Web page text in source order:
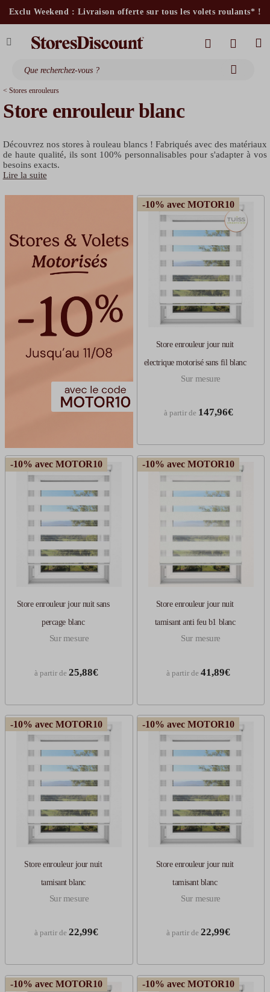
Exclu Weekend : Livraison offerte sur tous les volets roulants* !
stores bannes standards
moustiquaires
< Stores enrouleurs
Store enrouleur blanc
Découvrez nos stores à rouleau blancs ! Fabriqués avec des matériaux
de haute qualité, ils sont 100% personnalisables pour s'adapter à vos
besoins exacts.
Lire la suite
-10% avec MOTOR10
Store enrouleur jour nuit
electrique motorisé sans fil blanc
Sur mesure
à partir de 147,96€
-10% avec MOTOR10
Store enrouleur jour nuit sans
percage blanc
Sur mesure
à partir de 25,88€
-10% avec MOTOR10
Store enrouleur jour nuit
tamisant anti feu b1 blanc
Sur mesure
à partir de 41,89€
-10% avec MOTOR10
Store enrouleur jour nuit
tamisant blanc
Sur mesure
à partir de 22,99€
-10% avec MOTOR10
Store enrouleur jour nuit
tamisant blanc
Sur mesure
à partir de 22,99€
-10% avec MOTOR10 -10% avec MOTOR10